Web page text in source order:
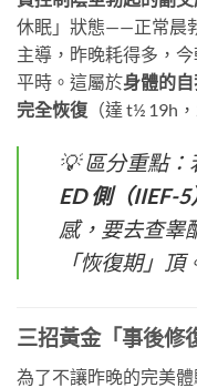
休眠」狀態——正常晨
主導，昨晚耗得多，
平時。這屬於身體的
完全恢復 （達 t½ 19h
💡 區分重點：
ED 側（IIEF-
感，要去查睾
「恢復期」頂
三招黃金「事後修
為了不讓昨晚的完美